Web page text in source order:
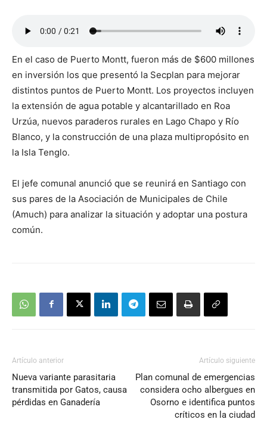
En el caso de Puerto Montt, fueron más de $600 millones
en inversión los que presentó la Secplan para mejorar
distintos puntos de Puerto Montt. Los proyectos incluyen
la extensión de agua potable y alcantarillado en Roa
Urzúa, nuevos paraderos rurales en Lago Chapo y Río
Blanco, y la construcción de una plaza multipropósito en
la Isla Tenglo.
El jefe comunal anunció que se reunirá en Santiago con
sus pares de la Asociación de Municipales de Chile
(Amuch) para analizar la situación y adoptar una postura
común.
Artículo anterior
Nueva variante parasitaria
transmitida por Gatos, causa
pérdidas en Ganadería
Artículo siguiente
Plan comunal de emergencias
considera ocho albergues en
Osorno e identifica puntos
críticos en la ciudad